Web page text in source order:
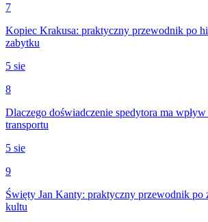
7
Kopiec Krakusa: praktyczny przewodnik po
zabytku
5 sie
8
Dlaczego doświadczenie spedytora ma
transportu
5 sie
9
Święty Jan Kanty: praktyczny przewodnik po
kultu